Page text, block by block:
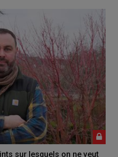
sur lesquels on ne veut